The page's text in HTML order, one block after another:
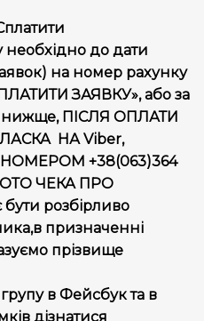
необхідно до дати
на номер рахунку
ЗАЯВКУ», або за
нижще, ПІСЛЯ ОПЛАТИ
НА Viber,
НОМЕРОМ +38(063)364
ЧЕКА ПРО
розбірливо
призначенні
прізвище
в Фейсбук та в
дізнатися